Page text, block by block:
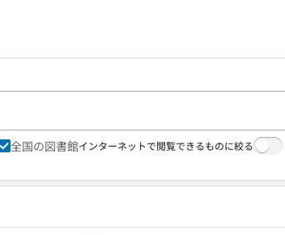
全国の図書館インターネットで閲覧できるものに絞る